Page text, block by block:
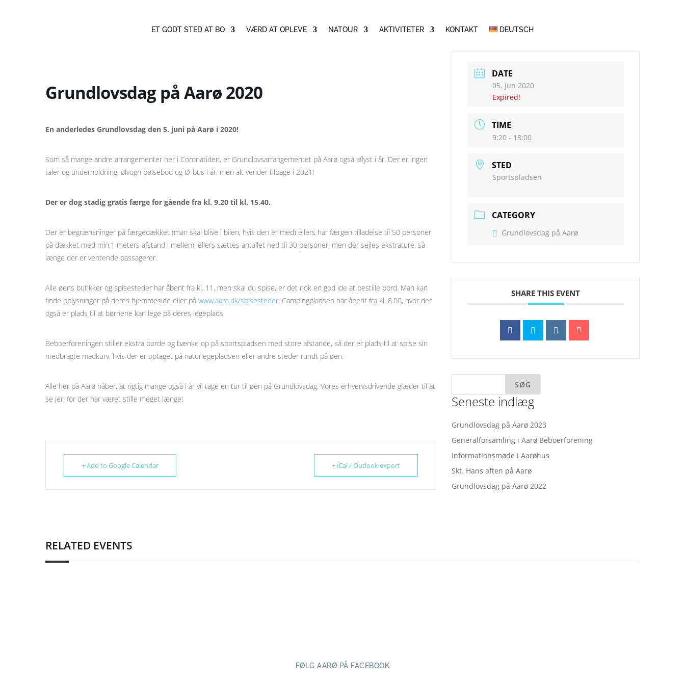
ET GODT STED AT BO VÆRD AT OPLEVE NATOUR AKTIVITETER KONTAKT DEUTSCH
Grundlovsdag på Aarø 2020
En anderledes Grundlovsdag den 5. juni på Aarø i 2020!
Som så mange andre arrangementer her i Coronatiden, er Grundlovsarrangementet på Aarø også aflyst i år. Der er ingen
taler og underholdning, ølvogn pølsebod og Ø-bus i år, men alt vender tilbage i 2021!
Der er dog stadig gratis færge for gående fra kl. 9.20 til kl. 15.40.
Der er begrænsninger på færgedækket (man skal blive i bilen, hvis den er med) ellers har færgen tilladelse til 50 personer
på dækket med min.1 meters afstand i mellem, ellers sættes antallet ned til 30 personer, men der sejles ekstrature, så
længe der er ventende passagerer.
Alle øens butikker og spisesteder har åbent fra kl. 11, men skal du spise, er det nok en god ide at bestille bord. Man kan
finde oplysninger på deres hjemmeside eller på www.aaro.dk/spisesteder. Campingpladsen har åbent fra kl. 8.00, hvor der
også er plads til at børnene kan lege på deres legeplads.
Beboerforeningen stiller ekstra borde og bænke op på sportspladsen med store afstande, så der er plads til at spise sin
medbragte madkurv, hvis der er optaget på naturlegepladsen eller andre steder rundt på øen.
Alle her på Aarø håber, at rigtig mange også i år vil tage en tur til øen på Grundlovsdag. Vores erhvervsdrivende glæder til at
se jer, for der har været stille meget længe!
+ Add to Google Calendar + iCal / Outlook export
DATE
05. jun 2020
Expired!
TIME
9:20 - 18:00
STED
Sportspladsen
CATEGORY
Grundlovsdag på Aarø
SHARE THIS EVENT
Seneste indlæg
Grundlovsdag på Aarø 2023
Generalforsamling i Aarø Beboerforening
Informationsmøde i Aarøhus
Skt. Hans aften på Aarø
Grundlovsdag på Aarø 2022
RELATED EVENTS
FØLG AARØ PÅ FACEBOOK